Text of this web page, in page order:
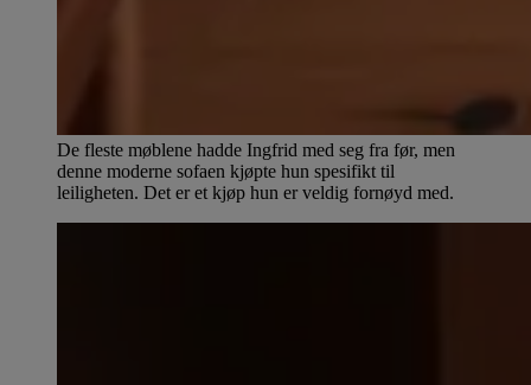
De fleste møblene hadde Ingfrid med seg fra før, men
denne moderne sofaen kjøpte hun spesifikt til
leiligheten. Det er et kjøp hun er veldig fornøyd med.